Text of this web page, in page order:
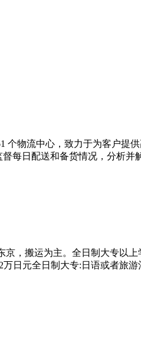
个物流中心，致力于为客户提
每日配送和备货情况，分析并
，搬运为主。全日制大专以
日元全日制大专:日语或者旅